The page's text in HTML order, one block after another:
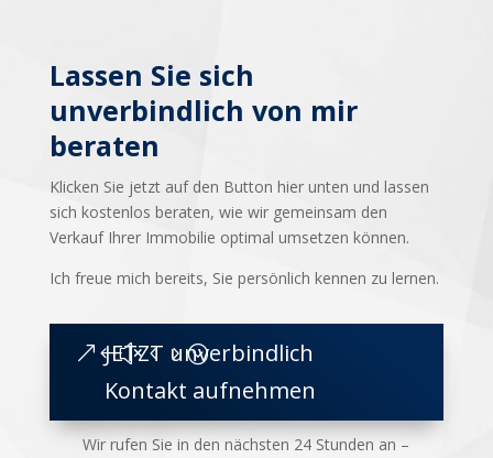
Lassen Sie sich
unverbindlich von mir
beraten
Klicken Sie jetzt auf den Button hier unten und lassen
sich kostenlos beraten, wie wir gemeinsam den
Verkauf Ihrer Immobilie optimal umsetzen können.
Ich freue mich bereits, Sie persönlich kennen zu lernen.
JETZT unverbindlich
Kontakt aufnehmen
Wir rufen Sie in den nächsten 24 Stunden an –